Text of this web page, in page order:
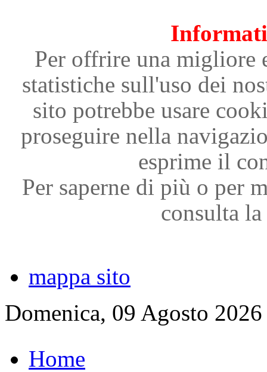
Per offrire una migliore
statistiche sull'uso dei
sito potrebbe usare
proseguire nella
esprime il
Per saperne di più o per
consulta
mappa sito
Domenica, 09 Agosto 2026
Home